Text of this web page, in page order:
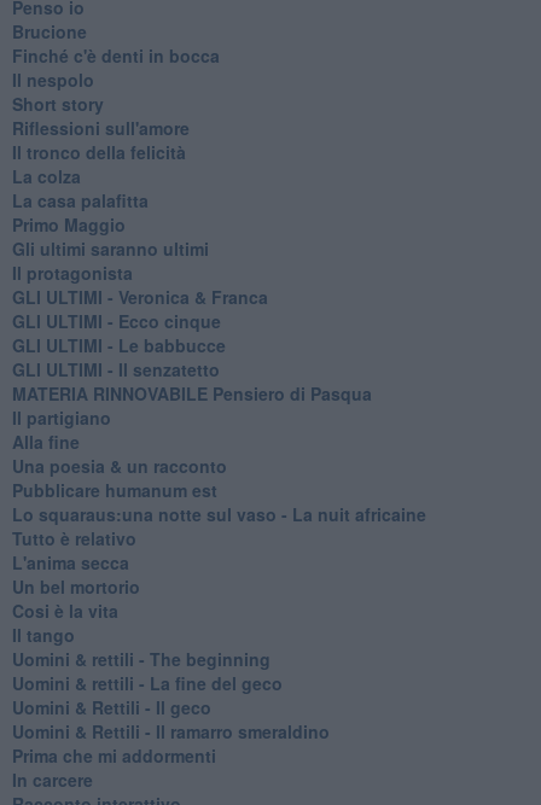
Penso io
Brucione
Finché c'è denti in bocca
Il nespolo
Short story
Riflessioni sull'amore
Il tronco della felicità
La colza
La casa palafitta
Primo Maggio
Gli ultimi saranno ultimi
Il protagonista
GLI ULTIMI - Veronica & Franca
GLI ULTIMI - Ecco cinque
GLI ULTIMI - Le babbucce
GLI ULTIMI - Il senzatetto
MATERIA RINNOVABILE Pensiero di Pasqua
Il partigiano
Alla fine
Una poesia & un racconto
Pubblicare humanum est
Lo squaraus:una notte sul vaso - La nuit africaine
Tutto è relativo
L'anima secca
Un bel mortorio
Cosi è la vita
Il tango
​Uomini & rettili - The beginning
​Uomini & rettili - La fine del geco
Uomini & Rettili - Il geco
Uomini & Rettili - Il ramarro smeraldino
Prima che mi addormenti
In carcere